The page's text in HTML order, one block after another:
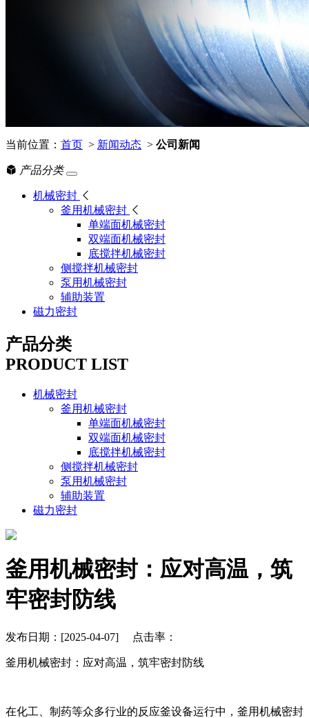
当前位置： 首页 > 新闻动态 > 公司新闻
产品分类
机械密封
釜用机械密封
单端面机械密封
双端面机械密封
底搅拌机械密封
侧搅拌机械密封
泵用机械密封
辅助装置
磁力密封
产品分类
PRODUCT LIST
机械密封
釜用机械密封
单端面机械密封
双端面机械密封
底搅拌机械密封
侧搅拌机械密封
泵用机械密封
辅助装置
磁力密封
釜用机械密封：应对高温，筑
牢密封防线
发布日期：[2025-04-07] 点击率：
釜用机械密封：应对高温，筑牢密封防线
在化工、制药等众多行业的反应釜设备运行中，釜用机械密封